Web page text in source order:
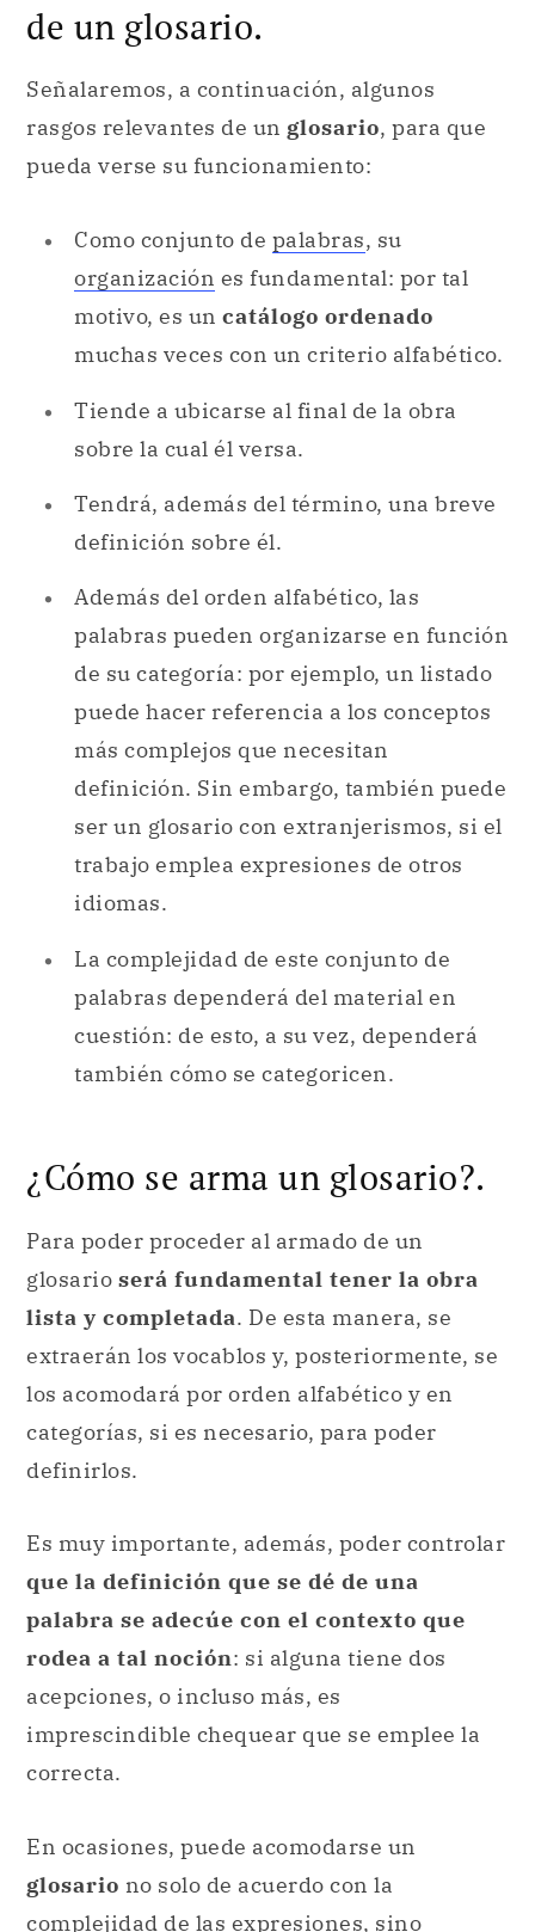
de un glosario.
Señalaremos, a continuación, algunos
rasgos relevantes de un glosario, para que
pueda verse su funcionamiento:
Como conjunto de palabras, su
organización es fundamental: por tal
motivo, es un catálogo ordenado
muchas veces con un criterio alfabético.
Tiende a ubicarse al final de la obra
sobre la cual él versa.
Tendrá, además del término, una breve
definición sobre él.
Además del orden alfabético, las
palabras pueden organizarse en función
de su categoría: por ejemplo, un listado
puede hacer referencia a los conceptos
más complejos que necesitan
definición. Sin embargo, también puede
ser un glosario con extranjerismos, si el
trabajo emplea expresiones de otros
idiomas.
La complejidad de este conjunto de
palabras dependerá del material en
cuestión: de esto, a su vez, dependerá
también cómo se categoricen.
¿Cómo se arma un glosario?.
Para poder proceder al armado de un
glosario será fundamental tener la obra
lista y completada. De esta manera, se
extraerán los vocablos y, posteriormente, se
los acomodará por orden alfabético y en
categorías, si es necesario, para poder
definirlos.
Es muy importante, además, poder controlar
que la definición que se dé de una
palabra se adecúe con el contexto que
rodea a tal noción: si alguna tiene dos
acepciones, o incluso más, es
imprescindible chequear que se emplee la
correcta.
En ocasiones, puede acomodarse un
glosario no solo de acuerdo con la
complejidad de las expresiones, sino